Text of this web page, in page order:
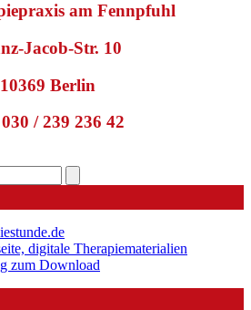
am Fennpfuhl
Jacob-Str. 10
10369 Berlin
/ 239 236 42
digitale Therapiematerialien
zum Download